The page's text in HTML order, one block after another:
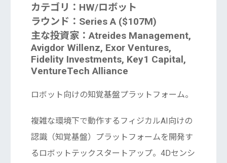
カテゴリ：HW/ロボット
ラウンド：Series A ($107M)
主な投資家：Atreides Management,
Avigdor Willenz, Exor Ventures,
Fidelity Investments, Key1 Capital,
VentureTech Alliance
ロボット向けの知覚基盤プラットフォーム。
複雑な環境下で動作するフィジカルAI向けの
認識（知覚基盤）プラットフォームを開発す
るロボットテックスタートアップ。4Dセンシ